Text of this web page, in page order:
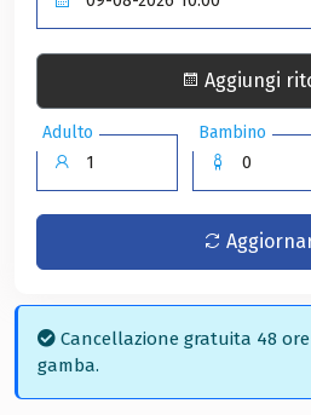
Aggiungi
Adulto Bambino
Cancellazione gratuita 48
gamba.